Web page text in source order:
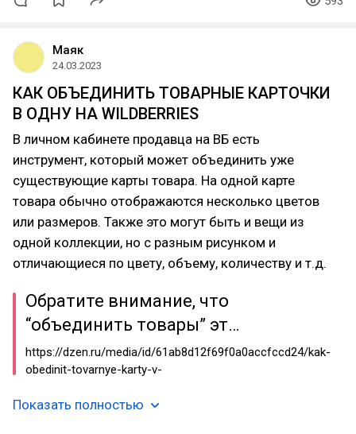
Маяк
24.03.2023
КАК ОБЪЕДИНИТЬ ТОВАРНЫЕ КАРТОЧКИ
В ОДНУ НА WILDBERRIES
В личном кабинете продавца на ВБ есть
инструмент, который может объединить уже
существующие карты товара. На одной карте
товара обычно отображаются несколько цветов
или размеров. Также это могут быть и вещи из
одной коллекции, но с разным рисунком и
отличающиеся по цвету, объему, количеству и т.д.
Обратите внимание, что
“объединить товары” эт…
https://dzen.ru/media/id/61ab8d12f69f0a0accfccd24/kak-
obedinit-tovarnye-karty-v-
Показать полностью